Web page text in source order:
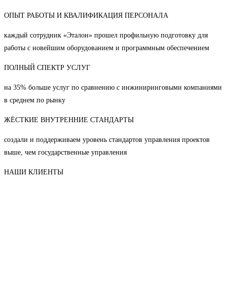
ОПЫТ РАБОТЫ И КВАЛИФИКАЦИЯ ПЕРСОНАЛА
каждый сотрудник «Эталон» прошел профильную подготовку для
работы с новейшим оборудованием и программным обеспечением
ПОЛНЫЙ СПЕКТР УСЛУГ
на 35% больше услуг по сравнению с инжиниринговыми компаниями
в среднем по рынку
ЖЁСТКИЕ ВНУТРЕННИЕ СТАНДАРТЫ
создали и поддерживаем уровень стандартов управления проектов
выше, чем государственные управления
НАШИ КЛИЕНТЫ